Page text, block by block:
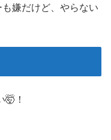
嫌だけど、やらない
！